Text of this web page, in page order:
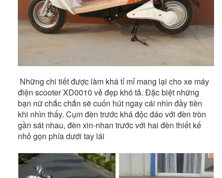
Những chi tiết được làm khá tỉ mỉ mang lại cho xe máy
điện scooter XD0010 vẻ đẹp khó tả. Đặc biệt những
bạn nữ chắc chắn sẽ cuốn hút ngay cái nhìn đầy tiên
khi nhìn thấy. Cụm đèn trước khá độc đáo với đèn tròn
gần sát nhau, đèn xin-nhan trước với hai đèn thiết kế
nhỏ gọn phía dưới tay lái